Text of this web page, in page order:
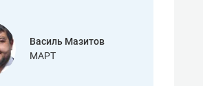
Василь Мазитов
МАРТ